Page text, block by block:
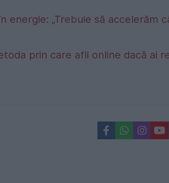
energie: „Trebuie să accelerăm
prin care afli online dacă ai